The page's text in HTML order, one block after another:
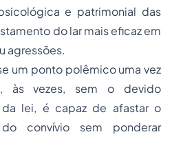
e patrimonial das
do lar mais eficaz em
agressões.
um ponto polêmico uma vez
às vezes, sem o devido
lei, é capaz de afastar o
convívio sem ponderar